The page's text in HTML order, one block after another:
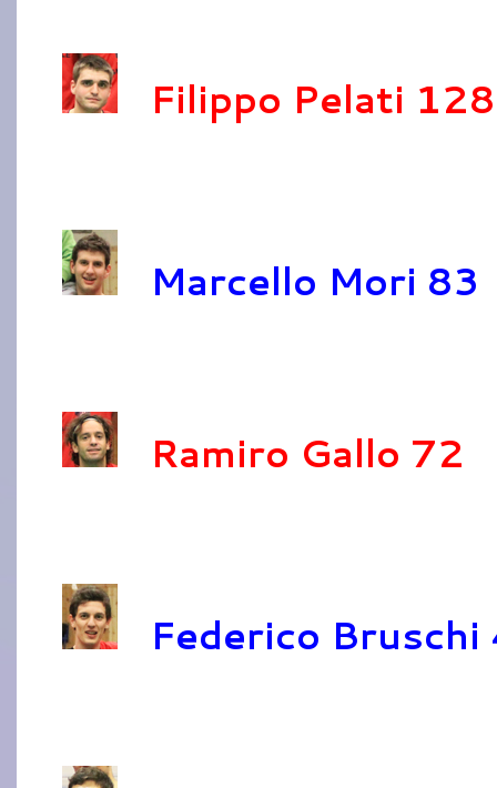
Filippo Pelati 128
Marcello Mori 83
Ramiro Gallo 72
Federico Bruschi